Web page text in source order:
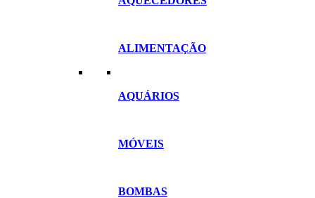
ALIMENTAÇÃO
AQUÁRIOS
MÓVEIS
BOMBAS